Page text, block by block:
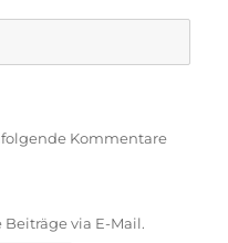
Kommentare
via E-Mail.